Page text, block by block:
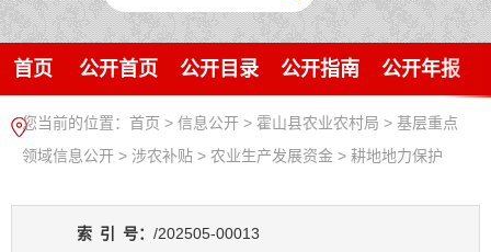
首页 公开首页 公开目录 公开指南 公开年报
您当前的位置： 首页 > 信息公开 > 霍山县农业农村局 > 基层重点
领域信息公开 > 涉农补贴 > 农业生产发展资金 > 耕地地力保护
索 引 号： /202505-00013